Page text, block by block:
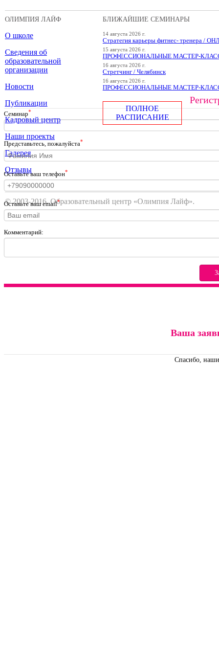
ОЛИМПИЯ ЛАЙФ
О школе
Сведения об
образовательной
организации
Новости
Публикации
Кадровый центр
Наши проекты
Галерея
Отзывы
БЛИЖАЙШИЕ СЕМИНАРЫ
14 августа 2026 г.
Стратегия карьеры фитнес- тренера /
15 августа 2026 г.
ПРОФЕССИОНАЛЬНЫЕ МАСТЕР-
16 августа 2026 г.
Стретчинг / Челябинск
16 августа 2026 г.
ПРОФЕССИОНАЛЬНЫЕ МАСТЕР-
ПОЛНОЕ
РАСПИСАНИЕ
© 2003-2016. Образовательный центр «Олимпия Лайф».
Cеминар*
Представьтесь, пожалуйста*
Оставьте ваш телефон*
Оставьте ваш email*
Комментарий:
Ваша
Спасибо,